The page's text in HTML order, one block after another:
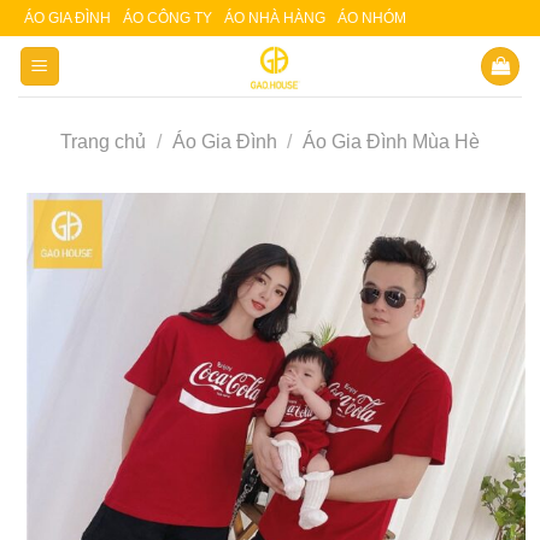
Skip
content
ÁO GIA ĐÌNH ÁO CÔNG TY ÁO NHÀ HÀNG ÁO NHÓM
Trang chủ / Áo Gia Đình / Áo Gia Đình Mùa Hè